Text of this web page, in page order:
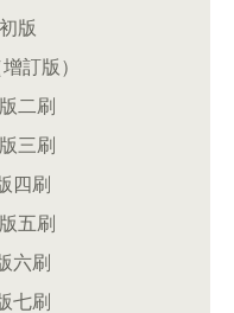
版
訂版）
二刷
三刷
四刷
五刷
六刷
七刷